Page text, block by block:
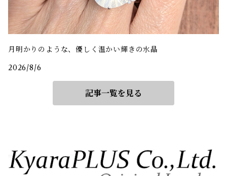
月明かりのような、優しく温かい輝きの水晶
2026/8/6
記事一覧を見る